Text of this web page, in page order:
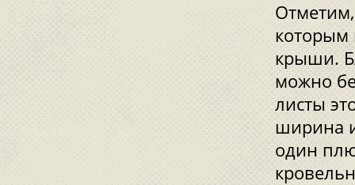
которым
крыши.
можно
листы
ширина
один